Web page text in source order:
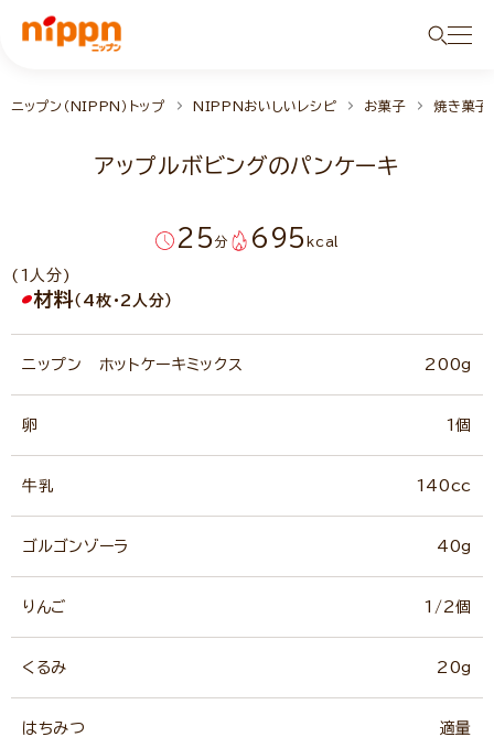
ニップン（NIPPN）トップ NIPPNおいしいレシピ お菓子 焼き菓子
アップルボビングのパンケーキ
25 分 695kcal
(1人分)
材料（4枚・2人分）
ニップン ホットケーキミックス 200g
卵 1個
牛乳 140cc
ゴルゴンゾーラ 40g
りんご 1/2個
くるみ 20g
はちみつ 適量